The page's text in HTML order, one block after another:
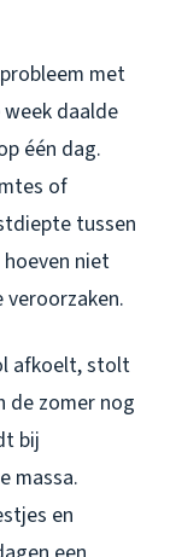
met
daalde
één dag.
of
tussen
niet
afkoelt, stolt
de zomer nog
bij
massa.
en